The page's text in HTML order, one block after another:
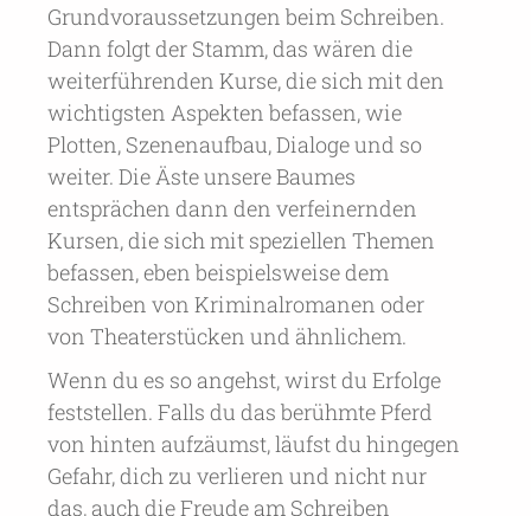
Grundvoraussetzungen beim Schreiben.
Dann folgt der Stamm, das wären die
weiterführenden Kurse, die sich mit den
wichtigsten Aspekten befassen, wie
Plotten, Szenenaufbau, Dialoge und so
weiter. Die Äste unsere Baumes
entsprächen dann den verfeinernden
Kursen, die sich mit speziellen Themen
befassen, eben beispielsweise dem
Schreiben von Kriminalromanen oder
von Theaterstücken und ähnlichem.
Wenn du es so angehst, wirst du Erfolge
feststellen. Falls du das berühmte Pferd
von hinten aufzäumst, läufst du hingegen
Gefahr, dich zu verlieren und nicht nur
das, auch die Freude am Schreiben